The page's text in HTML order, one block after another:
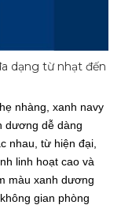
dạng từ nhạt đến
nhàng, xanh navy
dương dễ dàng
nhau, từ hiện đại,
linh hoạt cao và
màu xanh dương
gian phòng